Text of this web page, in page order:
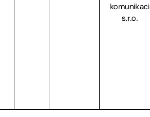
komunikaci
s.r.o.